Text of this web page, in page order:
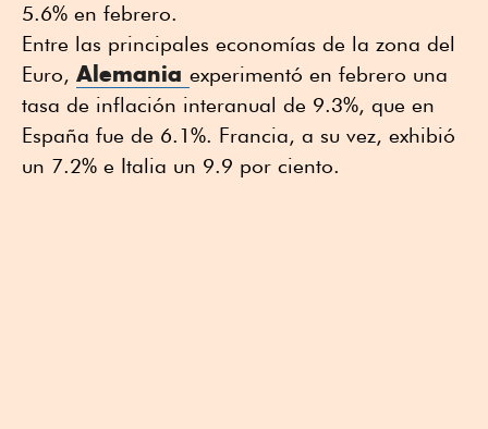
5.6% en febrero.
Entre las principales economías de la zona del
Euro, Alemania experimentó en febrero una
tasa de inflación interanual de 9.3%, que en
España fue de 6.1%. Francia, a su vez, exhibió
un 7.2% e Italia un 9.9 por ciento.